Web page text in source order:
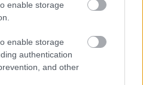
enable storage
enable storage
authentication
and other
napja